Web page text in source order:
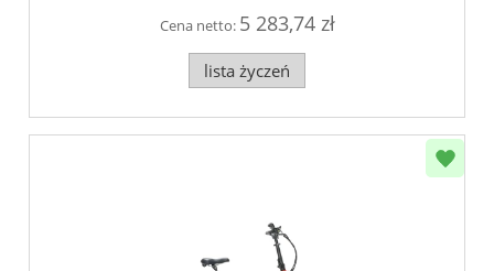
Cena netto: 5 283,74 zł
lista życzeń